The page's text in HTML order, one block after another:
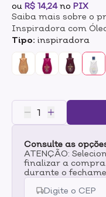
ou R$ 14,24no PIX
Saiba mais sobre o
Inspiradora com
desodorante
desodorante vai
horas. Sua fórmula
fragrância tem
fundo de madeiras
é recomendado para
uso:Diariamente,
Tipo: inspiradora
Consulte as
ATENÇÃO:
finalizar a
durante o